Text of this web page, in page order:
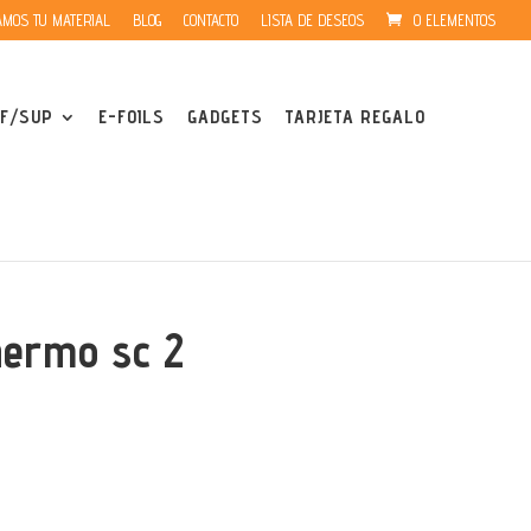
TU MATERIAL BLOG CONTACTO LISTA DE DESEOS 0 ELEMENTOS
SUP E-FOILS GADGETS TARJETA REGALO
sc 2